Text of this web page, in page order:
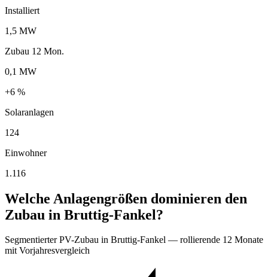
Installiert
1,5 MW
Zubau 12 Mon.
0,1 MW
+6 %
Solaranlagen
124
Einwohner
1.116
Welche Anlagengrößen dominieren den
Zubau in Bruttig-Fankel?
Segmentierter PV-Zubau in Bruttig-Fankel — rollierende 12 Monate
mit Vorjahresvergleich